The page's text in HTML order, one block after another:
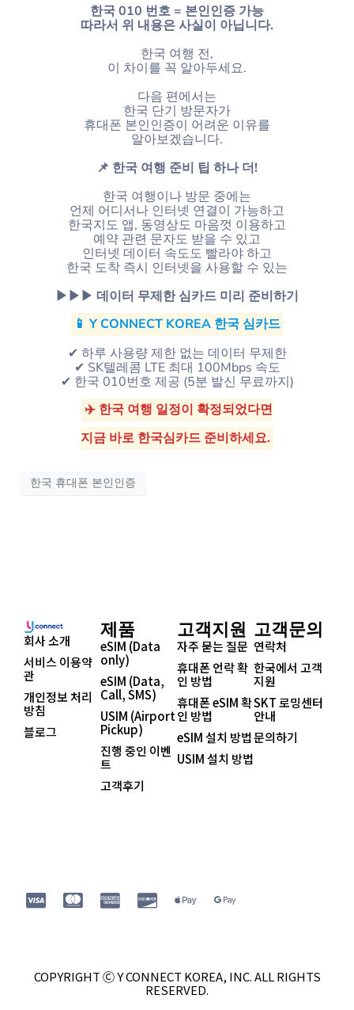
한국 010 번호 = 본인인증 가능
따라서 위 내용은 사실이 아닙니다.
한국 여행 전,
이 차이를 꼭 알아두세요.
다음 편에서는
한국 단기 방문자가
휴대폰 본인인증이 어려운 이유를
알아보겠습니다.
📌 한국 여행 준비 팁 하나 더!
한국 여행이나 방문 중에는
언제 어디서나 인터넷 연결이 가능하고
한국지도 앱, 동영상도 마음껏 이용하고
예약 관련 문자도 받을 수 있고
인터넷 데이터 속도도 빨라야 하고
한국 도착 즉시 인터넷을 사용할 수 있는
▶▶▶ 데이터 무제한 심카드 미리 준비하기
📱 Y CONNECT KOREA 한국 심카드
✔ 하루 사용량 제한 없는 데이터 무제한
✔ SK텔레콤 LTE 최대 100Mbps 속도
✔ 한국 010번호 제공 (5분 발신 무료까지)
✈️ 한국 여행 일정이 확정되었다면
지금 바로 한국심카드 준비하세요.
한국 휴대폰 본인인증
회사 소개
서비스 이용약
관
개인정보 처리
방침
블로그
제품
eSIM (Data
only)
eSIM (Data,
Call, SMS)
USIM (Airport
Pickup)
진행 중인 이벤
트
고객후기
고객지원
자주 묻는 질문
휴대폰 언락 확
인 방법
휴대폰 eSIM 확
인 방법
eSIM 설치 방법
USIM 설치 방법
고객문의
연락처
한국에서 고객
지원
SKT 로밍센터
안내
문의하기
COPYRIGHT Ⓒ Y CONNECT KOREA, INC. ALL RIGHTS
RESERVED.